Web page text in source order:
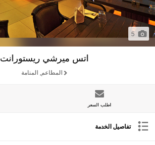
5
اتس ميرشي ريستورانت
المطاعم, المنامة
اطلب السعر
تفاصيل الخدمة